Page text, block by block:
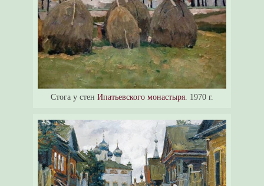
Стога у стен Ипатьевского монастыря. 1970 г.